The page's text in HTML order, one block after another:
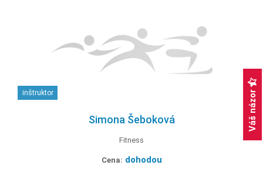
inštruktor
Simona Šeboková
Fitness
Cena: dohodou
Váš názor